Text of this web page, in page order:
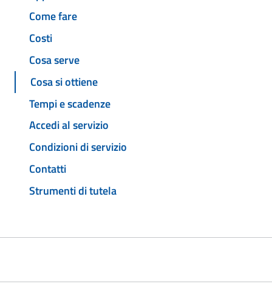
Come fare
Costi
Cosa serve
Cosa si ottiene
Tempi e scadenze
Accedi al servizio
Condizioni di servizio
Contatti
Strumenti di tutela